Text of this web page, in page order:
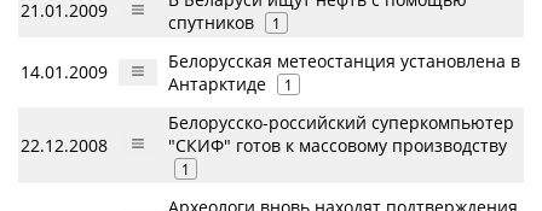
21.01.2009
спутников
1
14.01.2009
Белорусская метеостанция установлена в
Антарктиде
1
22.12.2008
Белорусско-российский суперкомпьютер
"СКИФ" готов к массовому производству
1